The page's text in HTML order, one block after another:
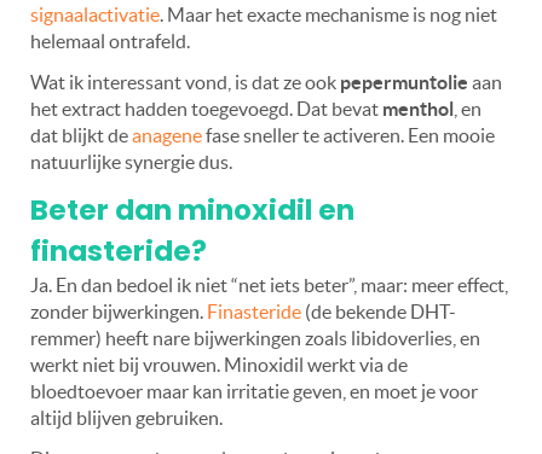
signaalactivatie. Maar het exacte mechanisme is nog niet
helemaal ontrafeld.
Wat ik interessant vond, is dat ze ook pepermuntolie aan
het extract hadden toegevoegd. Dat bevat menthol , en
dat blijkt deanagenefase sneller te activeren. Een mooie
natuurlijke synergie dus.
Beter dan minoxidil en
finasteride?
Ja. En dan bedoel ik niet“net iets beter”, maar: meer effect,
zonder bijwerkingen. Finasteride (de bekende DHT-
remmer) heeft nare bijwerkingen zoals libidoverlies, en
werkt niet bij vrouwen. Minoxidil werkt via de
bloedtoevoer maar kan irritatie geven, en moet je voor
altijd blijven gebruiken.